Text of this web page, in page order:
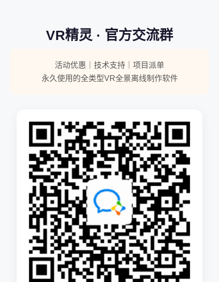
VR精灵 · 官方交流群
活动优惠｜技术支持｜项目派单
永久使用的全类型VR全景离线制作软件